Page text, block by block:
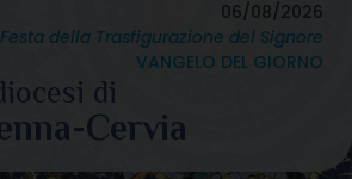
06/08/2026
Festa della Trasfigurazione del Signore
VANGELO DEL GIORNO